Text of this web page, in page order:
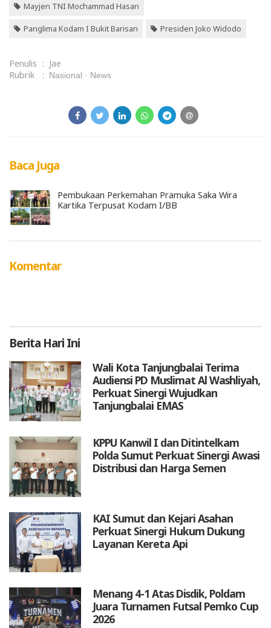
Mayjen TNI Mochammad Hasan
Panglima Kodam I Bukit Barisan Presiden Joko Widodo
Penulis : Jae
Rubrik
: Nasional News
Baca Juga
Pembukaan Perkemahan Pramuka Saka Wira
Kartika Terpusat Kodam I/BB
Komentar
Berita Hari Ini
Wali Kota Tanjungbalai Terima
Audiensi PD Muslimat Al Washliyah,
Perkuat Sinergi Wujudkan
Tanjungbalai EMAS
KPPU Kanwil I dan Ditintelkam
Polda Sumut Perkuat Sinergi Awasi
Distribusi dan Harga Semen
KAI Sumut dan Kejari Asahan
Perkuat Sinergi Hukum Dukung
Layanan Kereta Api
Menang 4-1 Atas Disdik, Poldam
Juara Turnamen Futsal Pemko Cup
2026